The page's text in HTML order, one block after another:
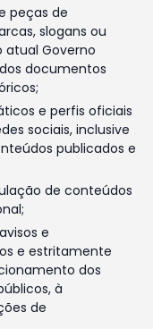
peças de
slogans ou
atual Governo
documentos
e perfis oficiais
sociais, inclusive
publicados e
de conteúdos
e
e estritamente
dos
à
de